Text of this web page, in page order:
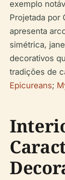
exemplo
Projetada por
apresenta
simétrica,
decorativos
tradições de
Epicureans;